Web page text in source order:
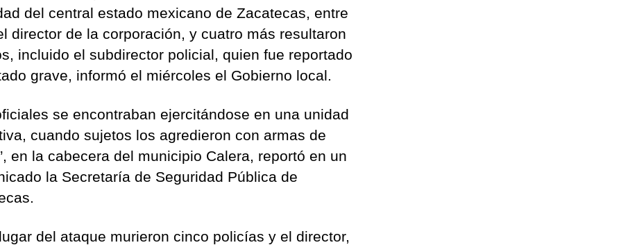
del central estado mexicano de Zacatecas, entre
director de la corporación, y cuatro más resultaron
incluido el subdirector policial, quien fue reportado
grave, informó el miércoles el Gobierno local.
se encontraban ejercitándose en una unidad
cuando sujetos los agredieron con armas de
en la cabecera del municipio Calera, reportó en un
la Secretaría de Seguridad Pública de
del ataque murieron cinco policías y el director,